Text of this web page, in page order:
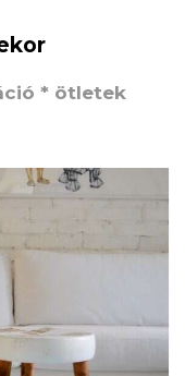
* ötletek